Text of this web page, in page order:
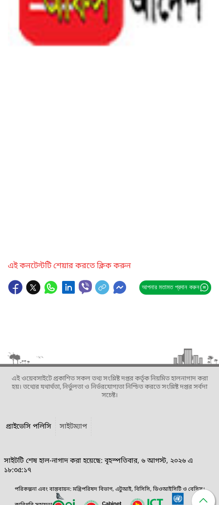
এই কনটেন্টটি শেয়ার করতে ক্লিক করুন
আপনার মতামত প্রদান করুন
এই ওয়েবসাইটে প্রকাশিত সকল তথ্য সংশ্লিষ্ট দপ্তর কর্তৃক নিয়মিত হালনাগাদ করা
হয়। তথ্যের যথার্থতা, নির্ভুলতা ও নির্ভরযোগ্যতা নিশ্চিত করতে সংশ্লিষ্ট দপ্তর সর্বদা
সচেষ্ট।
প্রাইভেসি পলিসি সাইটম্যাপ
সাইটটি শেষ হাল-নাগাদ করা হয়েছে: বৃহস্পতিবার, ৬ আগস্ট, ২০২৬ এ
১৮:৩৫:১৭
পরিকল্পনা এবং বাস্তবায়ন: মন্ত্রিপরিষদ বিভাগ, এটুআই, বিসিসি, ডিওআইসিটি ও বেসিস।